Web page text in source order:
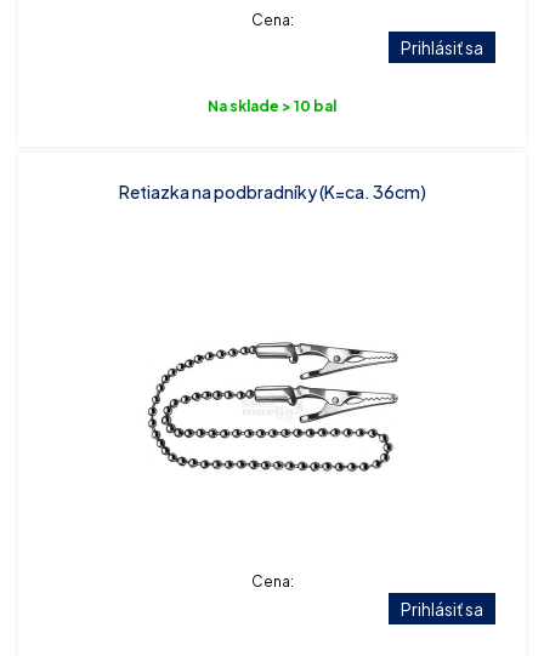
Cena:
Prihlásiť sa
Na sklade > 10 bal
Retiazka na podbradníky (K=ca. 36cm)
Cena:
Prihlásiť sa